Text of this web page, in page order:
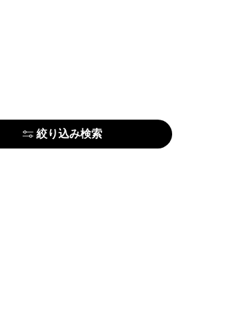
絞り込み検索